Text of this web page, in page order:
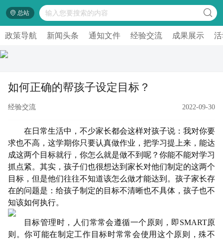
总站
政策导航 新闻头条 通知文件 经验交流 成果展示
如何正确的帮孩子设定目标？
经验交流 2022-09-30
在日常生活中，不少家长都会这样对孩子说：我对你要
求也不高，这学期你只要认真做作业，把学习提上来，能达
成这两个目标就行，你怎么就是做不到呢？你能不能对学习
抓点紧。其实，孩子们也很想达到家长对他们制定的这两个
目标，但是他们往往不知道该怎么做才能达到。孩子家长存
在的问题是：给孩子制定的目标不清晰也不具体，孩子也不
知该如何执行。
目标管理时，人们常常会遵循一个原则，即SMART原
则。你可能在制定工作目标时常常会使用这个原则，殊不